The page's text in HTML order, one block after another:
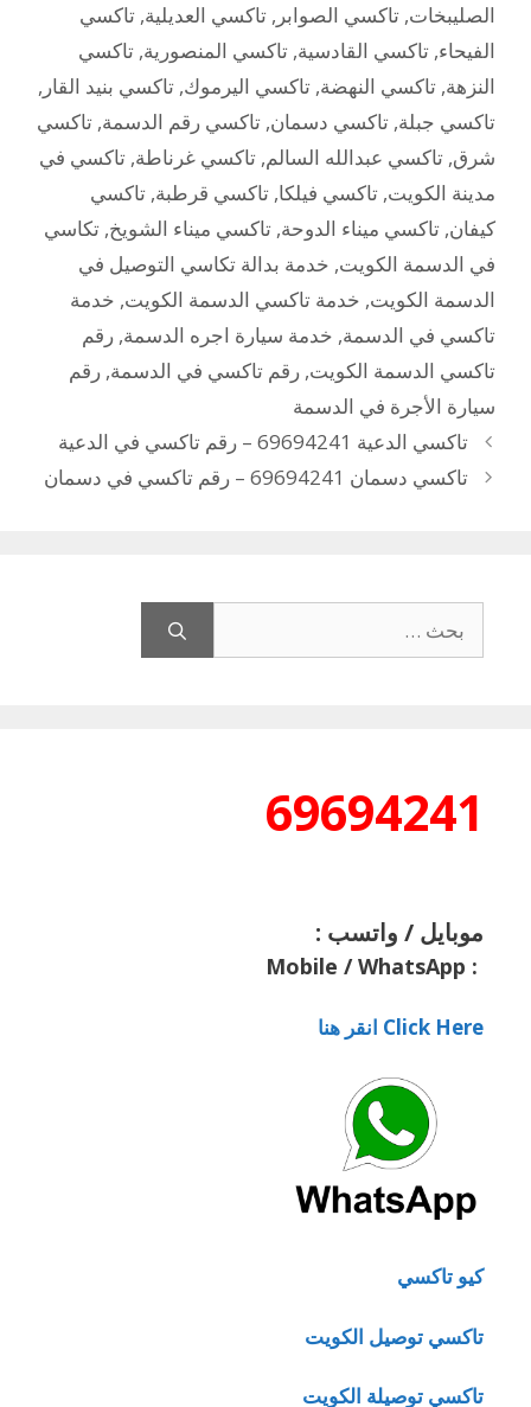
الصليبخات, تاكسي الصوابر , تاكسي العديلية, تاكسي
الفيحاء, تاكسي القادسية, تاكسي المنصورية, تاكسي
النزهة, تاكسي النهضة, تاكسي اليرموك, تاكسي بنيد القار ,
تاكسي جبلة, تاكسي دسمان, تاكسي رقم الدسمة, تاكسي
شرق, تاكسي عبدالله السالم, تاكسي غرناطة, تاكسي في
مدينة الكويت, تاكسي فيلكا, تاكسي قرطبة, تاكسي
كيفان, تاكسي ميناء الدوحة, تاكسي ميناء الشويخ, تكاسي
في الدسمة الكويت, خدمة بدالة تكاسي التوصيل في
الدسمة الكويت, خدمة تاكسي الدسمة الكويت, خدمة
تاكسي في الدسمة, خدمة سيارة اجره الدسمة, رقم
تاكسي الدسمة الكويت, رقم تاكسي في الدسمة, رقم
سيارة الأجرة في الدسمة
تاكسي الدعية 69694241 – رقم تاكسي في الدعية
تاكسي دسمان 69694241 – رقم تاكسي في دسمان
عن:
69694241
موبايل / واتسب :
:
Mobile / WhatsApp
Click Here انقر هنا
كيو تاكسي
تاكسي توصيل الكويت
تاكسي توصيلة الكويت